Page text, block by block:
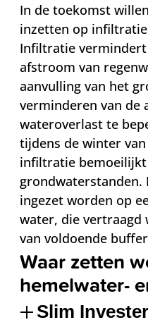
In de toekomst
inzetten op
Infiltratie vermindert
afstroom van
aanvulling van het
verminderen van de
wateroverlast te
tijdens de winter
infiltratie
grondwaterstanden.
ingezet worden op
water, die
van voldoende
Waar zetten
hemelwater-
Slim